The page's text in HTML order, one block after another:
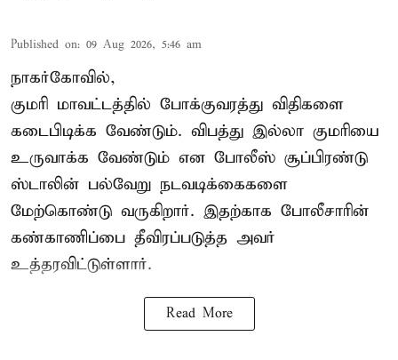
Published on: 09 Aug 2026, 5:46 am
நாகர்கோவில்,
குமரி மாவட்டத்தில் போக்குவரத்து விதிகளை
கடைபிடிக்க வேண்டும். விபத்து இல்லா குமரியை
உருவாக்க வேண்டும் என போலீஸ் சூப்பிரண்டு
ஸ்டாலின் பல்வேறு நடவடிக்கைகளை
மேற்கொண்டு வருகிறார். இதற்காக போலீசாரின்
கண்காணிப்பை தீவிரப்படுத்த அவர்
உத்தரவிட்டுள்ளார்.
Read More